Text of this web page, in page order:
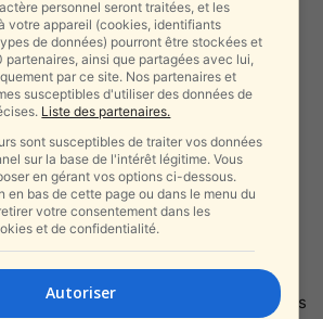
pour Bandera et d’autres
en portée et en statut après
en Ukraine, qui a renversé le régime
alors qu’il affirmait qu’il était une
a déclenché un conflit armé avec la
Bandera, des événements ont
de nombreux responsables
Kozitsky, le chef de la région de
fonctionnaires ont placé des couronnes
personnel seront traitées, et les
votre appareil (cookies, identifiants
de données) pourront être stockées et
partenaires, ainsi que partagées avec lui,
par ce site. Nos partenaires et
susceptibles d'utiliser des données de
Liste des partenaires.
sont susceptibles de traiter vos données
sur la base de l'intérêt légitime. Vous
en gérant vos options ci-dessous.
en bas de cette page ou dans le menu du
votre consentement dans les
et de confidentialité.
Autoriser